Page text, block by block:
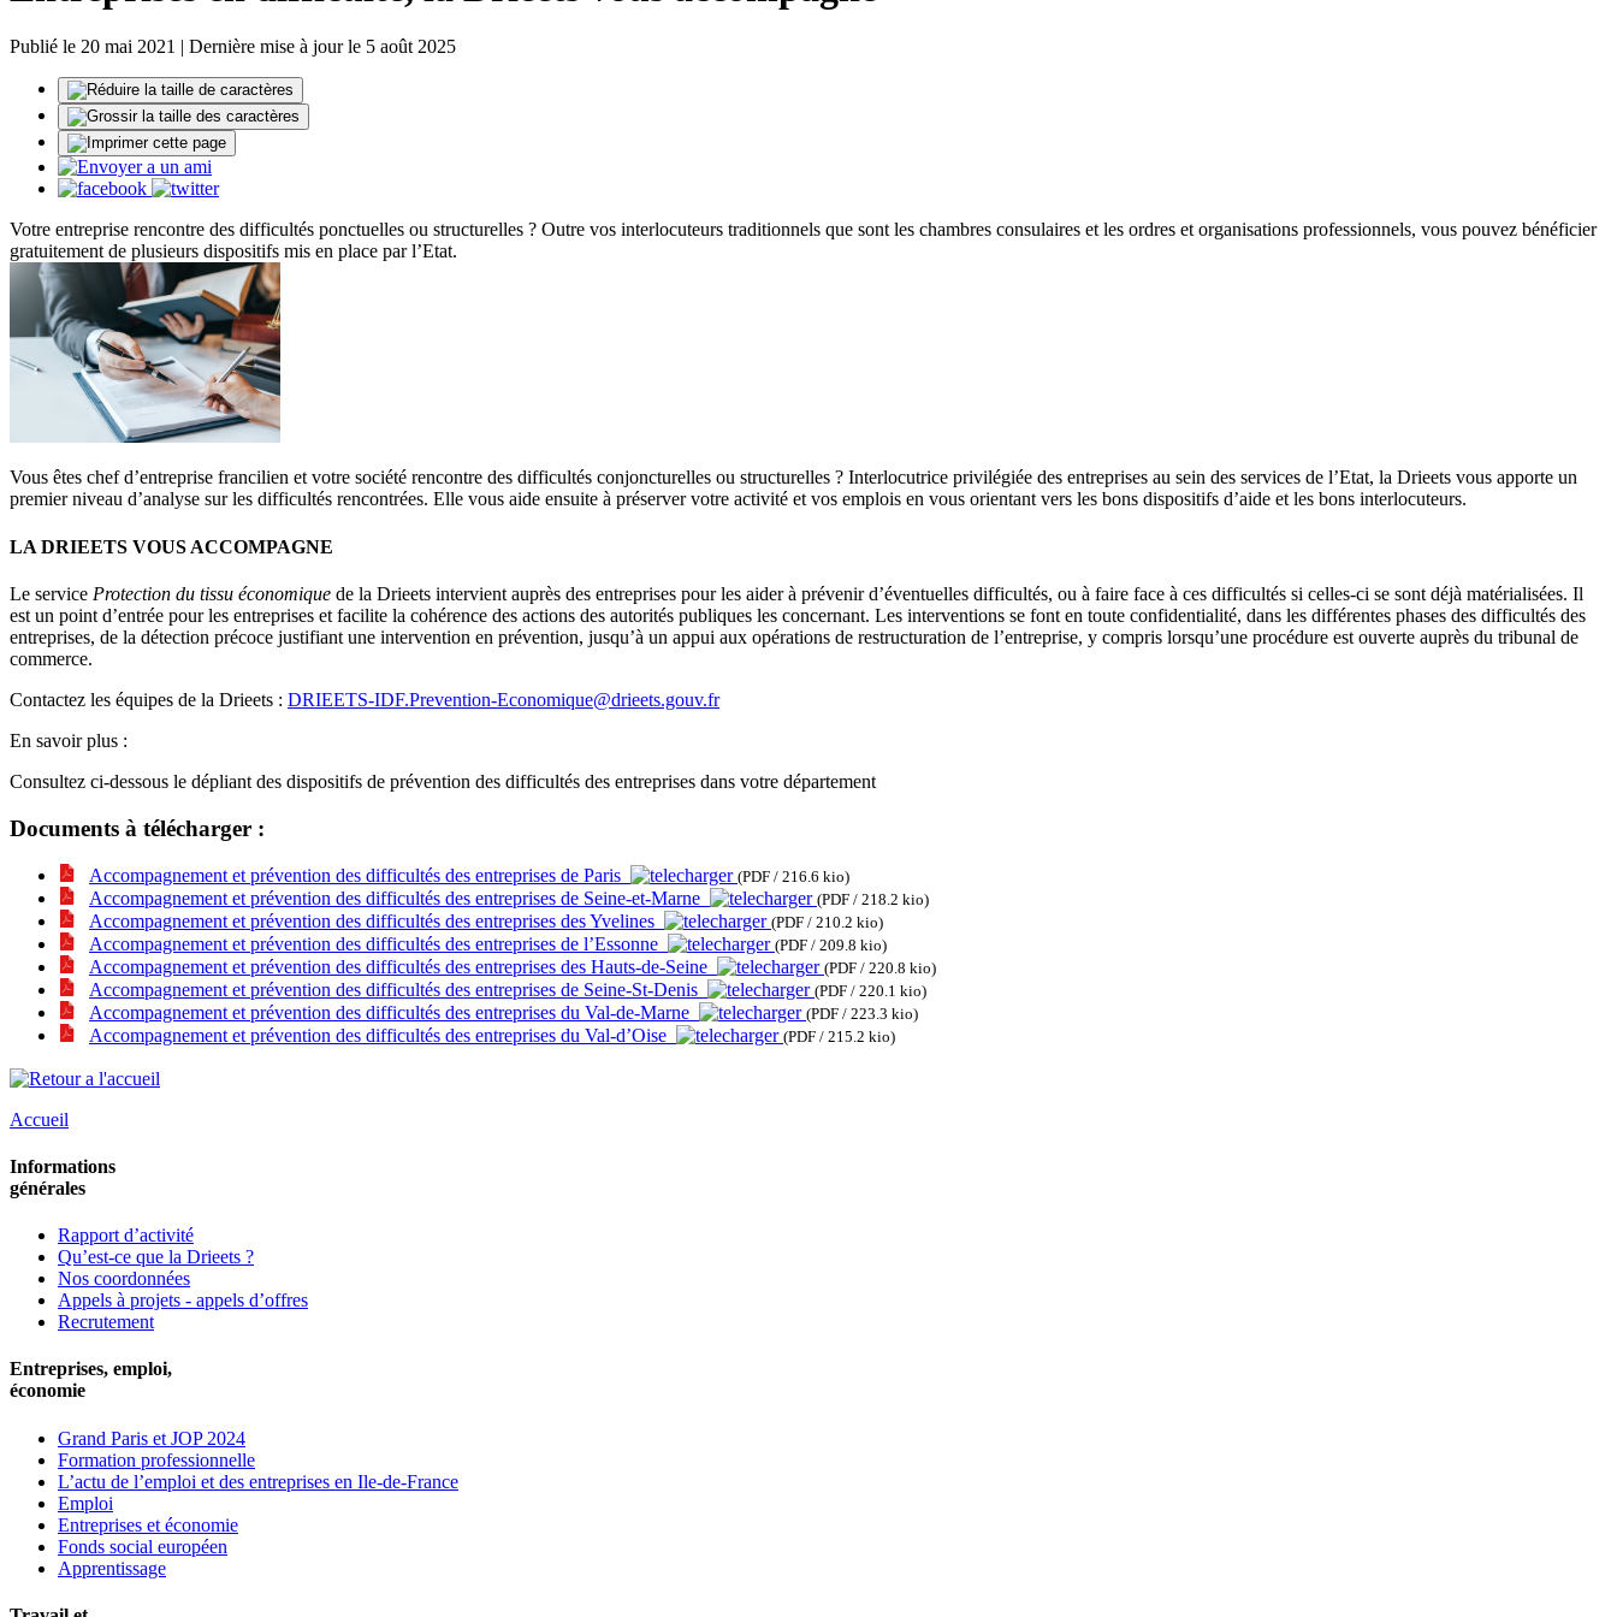
Publié le 20 mai 2021 | Dernière mise à jour le 5 août 2025
Votre entreprise rencontre des difficultés ponctuelles ou structurelles ? Outre vos interlocuteurs traditionnels que sont les chambres consulaires et les ordres et organisations professionnels, vous pouvez bénéficier
gratuitement de plusieurs dispositifs mis en place par l’Etat.
Vous êtes chef d’entreprise francilien et votre société rencontre des difficultés conjoncturelles ou structurelles ? Interlocutrice privilégiée des entreprises au sein des services de l’Etat, la Drieets vous apporte un
premier niveau d’analyse sur les difficultés rencontrées. Elle vous aide ensuite à préserver votre activité et vos emplois en vous orientant vers les bons dispositifs d’aide et les bons interlocuteurs.
LA DRIEETS VOUS ACCOMPAGNE
Le service Protection du tissu économique de la Drieets intervient auprès des entreprises pour les aider à prévenir d’éventuelles difficultés, ou à faire face à ces difficultés si celles-ci se sont déjà matérialisées. Il
est un point d’entrée pour les entreprises et facilite la cohérence des actions des autorités publiques les concernant. Les interventions se font en toute confidentialité, dans les différentes phases des difficultés des
entreprises, de la détection précoce justifiant une intervention en prévention, jusqu’à un appui aux opérations de restructuration de l’entreprise, y compris lorsqu’une procédure est ouverte auprès du tribunal de
commerce.
Contactez les équipes de la Drieets : DRIEETS-IDF.Prevention-Economique@drieets.gouv.fr
En savoir plus :
Consultez ci-dessous le dépliant des dispositifs de prévention des difficultés des entreprises dans votre département
Documents à télécharger :
Accompagnement et prévention des difficultés des entreprises de Paris (PDF / 216.6 kio)
Accompagnement et prévention des difficultés des entreprises de Seine-et-Marne (PDF / 218.2 kio)
Accompagnement et prévention des difficultés des entreprises des Yvelines (PDF / 210.2 kio)
Accompagnement et prévention des difficultés des entreprises de l’Essonne (PDF / 209.8 kio)
Accompagnement et prévention des difficultés des entreprises des Hauts-de-Seine (PDF / 220.8 kio)
Accompagnement et prévention des difficultés des entreprises de Seine-St-Denis (PDF / 220.1 kio)
Accompagnement et prévention des difficultés des entreprises du Val-de-Marne (PDF / 223.3 kio)
Accompagnement et prévention des difficultés des entreprises du Val-d’Oise (PDF / 215.2 kio)
Accueil
Informations
générales
Rapport d’activité
Qu’est-ce que la Drieets ?
Nos coordonnées
Appels à projets - appels d’offres
Recrutement
Entreprises, emploi,
économie
Grand Paris et JOP 2024
Formation professionnelle
L’actu de l’emploi et des entreprises en Ile-de-France
Emploi
Entreprises et économie
Fonds social européen
Apprentissage